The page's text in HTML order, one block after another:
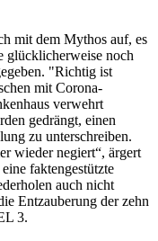
mit dem Mythos auf, es
glücklicherweise noch
"Richtig ist
mit Corona-
verwehrt
gedrängt, einen
zu unterschreiben.
wieder negiert“, ärgert
faktengestützte
auch nicht
Entzauberung der zehn
3.